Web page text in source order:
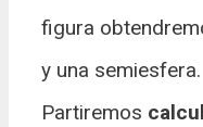
figura
y una semiesfera.
Partiremos